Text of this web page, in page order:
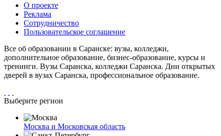
О проекте
Реклама
Сотрудничество
Пользовательское соглашение
Все об образовании в Саранске: вузы, колледжи,
дополнительное образование, бизнес-образование, курсы и
тренинги. Вузы Саранска, колледжи Саранска. Дни открытых
дверей в вузах Саранска, профессиональное образование.
Выберите регион
Москва и Московская область